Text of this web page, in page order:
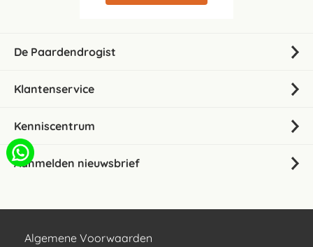
De Paardendrogist
Klantenservice
Kenniscentrum
Aanmelden nieuwsbrief
Algemene Voorwaarden